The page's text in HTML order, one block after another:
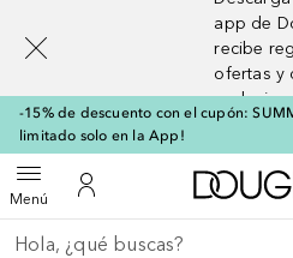
app de
recibe
ofertas y
-15% de descuento con el cupón:
limitado solo en la App!
MenúAbrir menúMi cuenta
Regresar
Ejecutar búsqueda
[navigation.slideout.screenreader]